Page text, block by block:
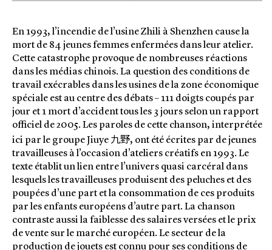
En 1993, l’incendie de l’usine Zhili à Shenzhen cause la
mort de 84 jeunes femmes enfermées dans leur atelier.
Cette catastrophe provoque de nombreuses réactions
dans les médias chinois. La question des conditions de
travail exécrables dans les usines de la zone économique
spéciale est au centre des débats – 111 doigts coupés par
jour et 1 mort d’accident tous les 3 jours selon un rapport
officiel de 2005. Les paroles de cette chanson, interprétée
ici par le groupe Jiuye 九野, ont été écrites par de jeunes
travailleuses à l’occasion d’ateliers créatifs en 1993. Le
texte établit un lien entre l’univers quasi carcéral dans
lesquels les travailleuses produisent des peluches et des
poupées d’une part et la consommation de ces produits
par les enfants européens d’autre part. La chanson
contraste aussi la faiblesse des salaires versées et le prix
de vente sur le marché européen. Le secteur de la
production de jouets est connu pour ses conditions de